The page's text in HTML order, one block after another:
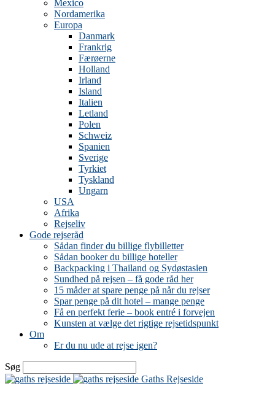
Mexico
Nordamerika
Europa
Danmark
Frankrig
Færøerne
Holland
Irland
Island
Italien
Letland
Polen
Schweiz
Spanien
Sverige
Tyrkiet
Tyskland
Ungarn
USA
Afrika
Rejseliv
Gode rejseråd
Sådan finder du billige flybilletter
Sådan booker du billige hoteller
Backpacking i Thailand og Sydøstasien
Sundhed på rejsen – få gode råd her
15 måder at spare penge på når du rejser
Spar penge på dit hotel – mange penge
Få en perfekt ferie – book entré i forvejen
Kunsten at vælge det rigtige rejsetidspunkt
Om
Er du nu ude at rejse igen?
Søg
Gaths Rejseside